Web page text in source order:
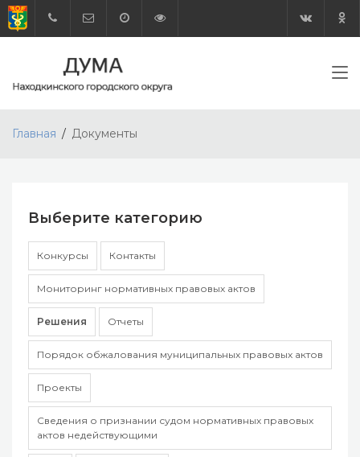
Главная Документы
Выберите категорию
Конкурсы Контакты
Мониторинг нормативных правовых актов
Решения Отчеты
Порядок обжалования муниципальных правовых актов
Проекты
Сведения о признании судом нормативных правовых
актов недействующими